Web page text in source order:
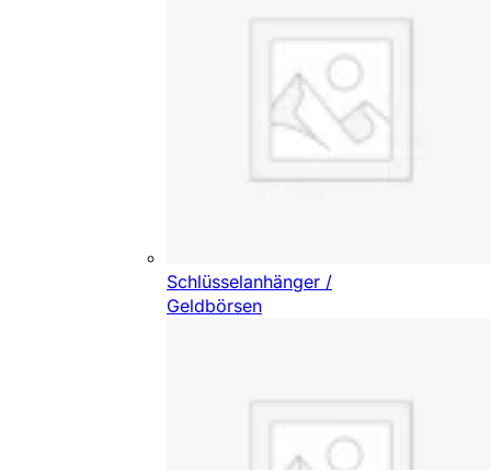
Schlüsselanhänger /
Geldbörsen